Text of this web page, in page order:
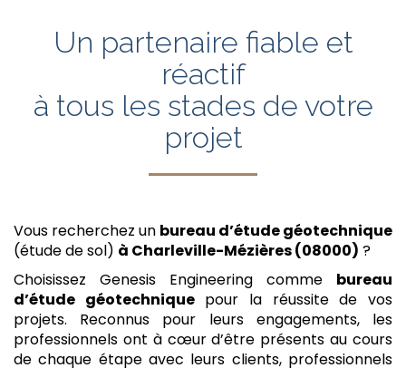
Un partenaire fiable et
réactif
à tous les stades de votre
projet
Vous recherchez un bureau d’étude géotechnique
(étude de sol) à Charleville-Mézières (08000) ?
Choisissez Genesis Engineering comme bureau
d’étude géotechniquepour la réussite de vos
projets. Reconnus pour leurs engagements, les
professionnels ont à cœur d’être présents au cours
de chaque étape avec leurs clients, professionnels